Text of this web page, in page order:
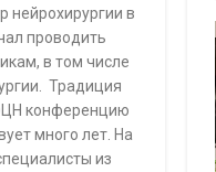
нейрохирургии в
проводить
в том числе
Традиция
конференцию
много лет. На
из